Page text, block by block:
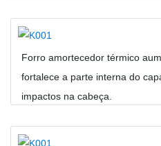
Forro amortecedor térmico
fortalece a parte interna do
impactos na cabeça.